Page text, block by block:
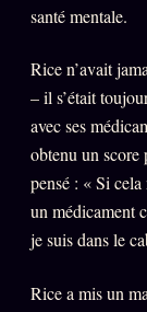
santé mentale.
Rice n’avait
– il s’était
avec ses
obtenu un score
pensé : « Si
un médicament
je suis dans le
Rice a mis un